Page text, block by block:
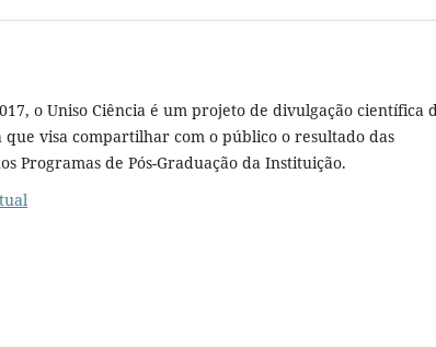
o Uniso Ciência é um projeto de divulgação científica
que visa compartilhar com o público o resultado das
Programas de Pós-Graduação da Instituição.